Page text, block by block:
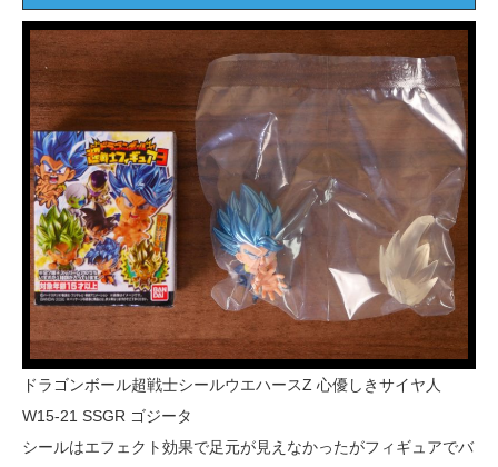
ドラゴンボール超戦士シールウエハースZ 心優しきサイヤ人
W15-21 SSGR ゴジータ
シールはエフェクト効果で足元が見えなかったがフィギュアでバ